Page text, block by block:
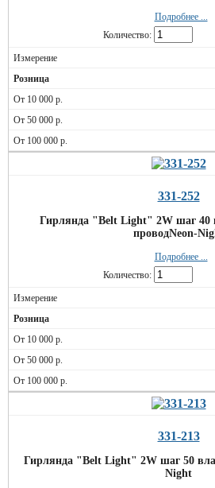
Подробнее ...
Количество:
331-252
Гирлянда "Belt Light" 2W шаг 40
проводNeon-
Подробнее ...
Количество:
331-213
Гирлянда "Belt Light" 2W шаг 50
Night